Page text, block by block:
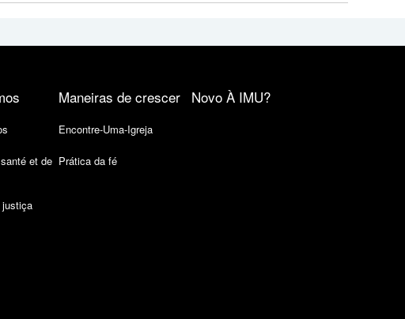
et de
justiça
Maneiras de crescer
Encontre-Uma-Igreja
Prática da fé
Novo À IMU?